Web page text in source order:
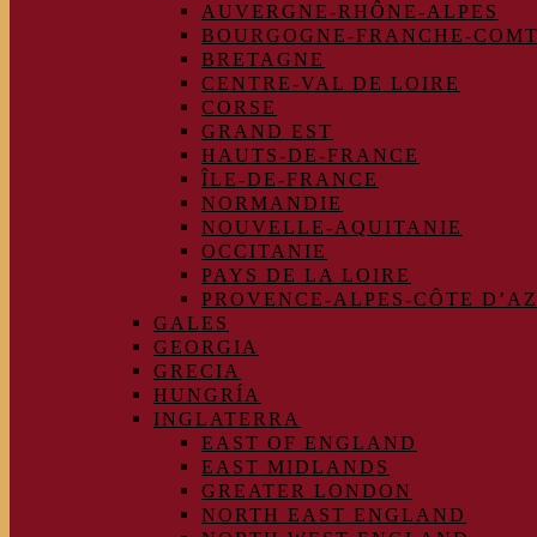
AUVERGNE-RHÔNE-ALPES
BOURGOGNE-FRANCHE-
BRETAGNE
CENTRE-VAL DE LOIRE
CORSE
GRAND EST
HAUTS-DE-FRANCE
ÎLE-DE-FRANCE
NORMANDIE
NOUVELLE-AQUITANIE
OCCITANIE
PAYS DE LA LOIRE
PROVENCE-ALPES-CÔTE
GALES
GEORGIA
GRECIA
HUNGRÍA
INGLATERRA
EAST OF ENGLAND
EAST MIDLANDS
GREATER LONDON
NORTH EAST ENGLAND